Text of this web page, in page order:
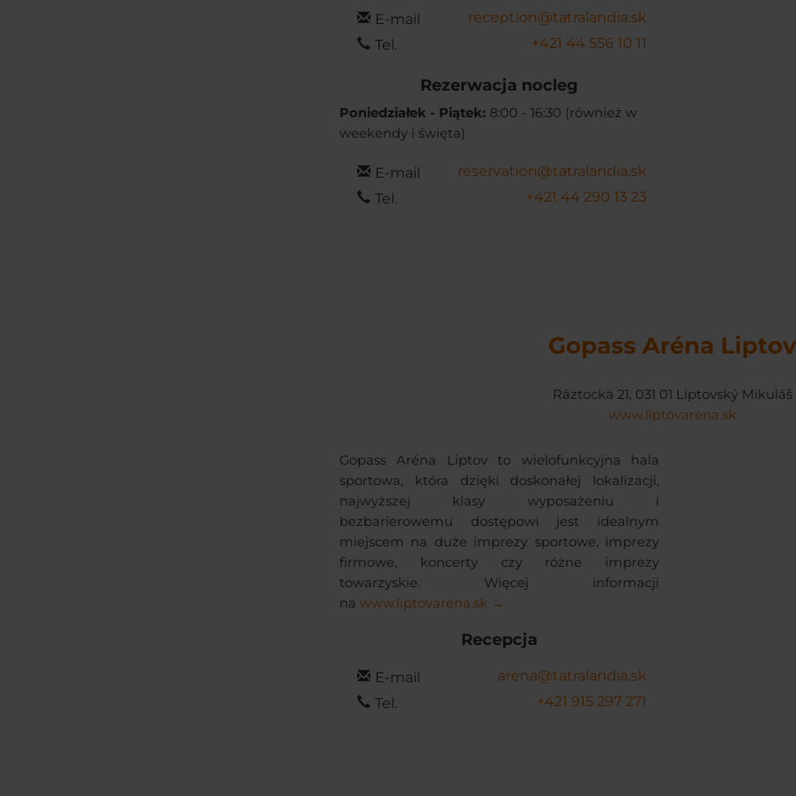
E-mail
reception@tatralandia.sk
Tel.
+421 44 556 10 11
Rezerwacja nocleg
Poniedziałek - Piątek: 8:00 - 16:30 (również w
weekendy i święta)
E-mail
reservation@tatralandia.sk
Tel.
+421 44 290 13 23
Gopass Aréna Liptov
Ráztocká 21, 031 01 Liptovský Mikuláš
www.liptovarena.sk
Gopass Aréna Liptov to wielofunkcyjna hala
sportowa, która dzięki doskonałej lokalizacji,
najwyższej klasy wyposażeniu i
bezbarierowemu dostępowi jest idealnym
miejscem na duże imprezy sportowe, imprezy
firmowe, koncerty czy różne imprezy
towarzyskie. Więcej informacji
na www.liptovarena.sk →
Recepcja
E-mail
arena@tatralandia.sk
Tel.
+421 915 297 271